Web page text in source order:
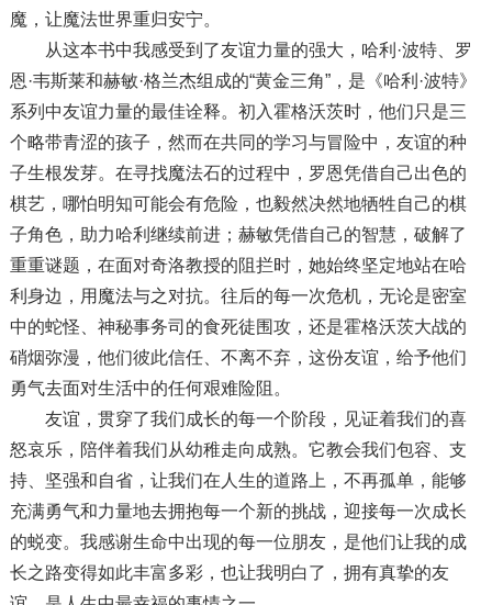
魔，让魔法世界重归安宁。
从这本书中我感受到了友谊力量的强大，哈利·波特、罗
恩·韦斯莱和赫敏·格兰杰组成的“黄金三角”，是《哈利·波特》
系列中友谊力量的最佳诠释。初入霍格沃茨时，他们只是三
个略带青涩的孩子，然而在共同的学习与冒险中，友谊的种
子生根发芽。在寻找魔法石的过程中，罗恩凭借自己出色的
棋艺，哪怕明知可能会有危险，也毅然决然地牺牲自己的棋
子角色，助力哈利继续前进；赫敏凭借自己的智慧，破解了
重重谜题，在面对奇洛教授的阻拦时，她始终坚定地站在哈
利身边，用魔法与之对抗。往后的每一次危机，无论是密室
中的蛇怪、神秘事务司的食死徒围攻，还是霍格沃茨大战的
硝烟弥漫，他们彼此信任、不离不弃，这份友谊，给予他们
勇气去面对生活中的任何艰难险阻。
友谊，贯穿了我们成长的每一个阶段，见证着我们的喜
怒哀乐，陪伴着我们从幼稚走向成熟。它教会我们包容、支
持、坚强和自省，让我们在人生的道路上，不再孤单，能够
充满勇气和力量地去拥抱每一个新的挑战，迎接每一次成长
的蜕变。我感谢生命中出现的每一位朋友，是他们让我的成
长之路变得如此丰富多彩，也让我明白了，拥有真挚的友